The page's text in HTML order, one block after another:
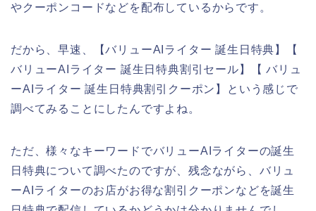
やクーポンコードなどを配布しているからです。
だから、早速、【バリューAIライター 誕生日特典】【
バリューAIライター 誕生日特典割引セール】【 バリュ
ーAIライター 誕生日特典割引クーポン】という感じで
調べてみることにしたんですよね。
ただ、様々なキーワードでバリューAIライターの誕生
日特典について調べたのですが、残念ながら、バリュ
ーAIライターのお店がお得な割引クーポンなどを誕生